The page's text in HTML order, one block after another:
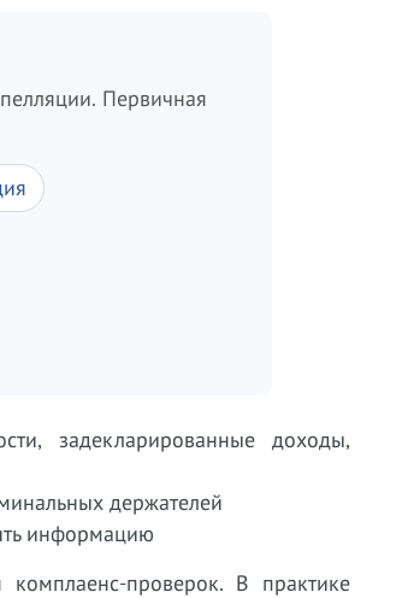
Первичная
задекларированные доходы,
держателей
информацию
проверок. В практике